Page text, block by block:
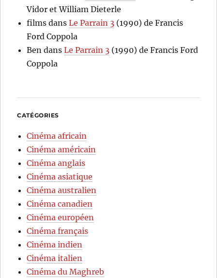
Vidor et William Dieterle
films dansLe Parrain 3 (1990) de Francis
Ford Coppola
Ben dansLe Parrain 3 (1990) de Francis Ford
Coppola
CATÉGORIES
Cinéma africain
Cinéma américain
Cinéma anglais
Cinéma asiatique
Cinéma australien
Cinéma canadien
Cinéma européen
Cinéma français
Cinéma indien
Cinéma italien
Cinéma du Maghreb